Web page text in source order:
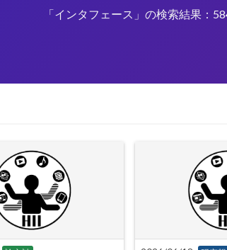
「インタフェース」の検索結果：